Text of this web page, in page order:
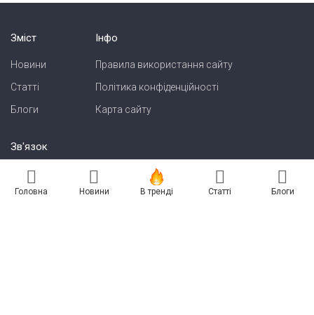
Зміст
Новини
Статті
Блоги
Інфо
Правила використання сайту
Політика конфіденційності
Карта сайту
Зв'язок
Реклама на сайті
Есть новость? Присылайте — разместим!
Головна Новини В тренді Статті Блоги